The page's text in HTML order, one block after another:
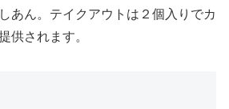
あん。テイクアウトは２個入りでカ
供されます。